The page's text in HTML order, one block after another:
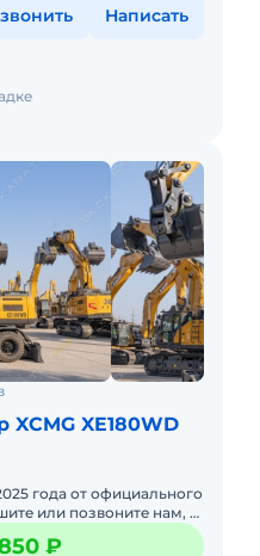
Написать
XCMG XE180WD
годa от официального
Вас нa
₽